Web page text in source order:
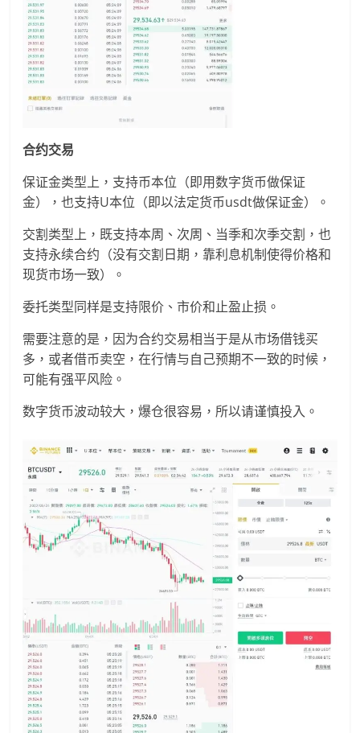
合约交易
保证金类型上，支持币本位（即用数字货币做保证
金），也支持U本位（即以法定货币usdt做保证金）。
交割类型上，既支持本周、次周、当季和次季交割，也
支持永续合约（没有交割日期，靠利息机制使得价格和
现货市场一致）。
委托类型同样是支持限价、市价和止盈止损。
需要注意的是，因为合约交易相当于是从市场借钱买
多，或者借币卖空，在行情与自己预期不一致的时候，
可能有强平风险。
数字货币波动较大，爆仓很容易，所以请谨慎投入。